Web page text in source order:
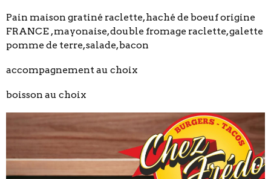
Pain maison gratiné raclette, haché de boeuf origine
FRANCE , mayonaise, double fromage raclette, galette
pomme de terre, salade, bacon
accompagnement au choix
boisson au choix